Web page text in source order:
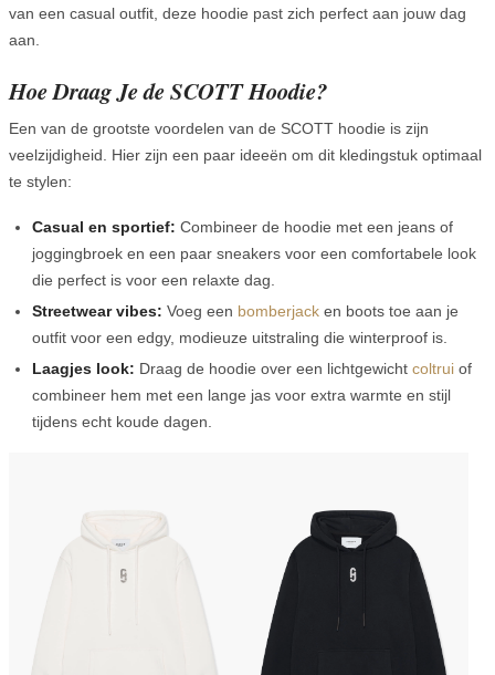
van een casual outfit, deze hoodie past zich perfect aan jouw dag
aan.
Hoe Draag Je de SCOTT Hoodie?
Een van de grootste voordelen van de SCOTT hoodie is zijn
veelzijdigheid. Hier zijn een paar ideeën om dit kledingstuk optimaal
te stylen:
Casual en sportief: Combineer de hoodie met een jeans of
joggingbroek en een paar sneakers voor een comfortabele look
die perfect is voor een relaxte dag.
Streetwear vibes: Voeg een bomberjacken boots toe aan je
outfit voor een edgy, modieuze uitstraling die winterproof is.
Laagjes look: Draag de hoodie over een lichtgewicht coltruiof
combineer hem met een lange jas voor extra warmte en stijl
tijdens echt koude dagen.